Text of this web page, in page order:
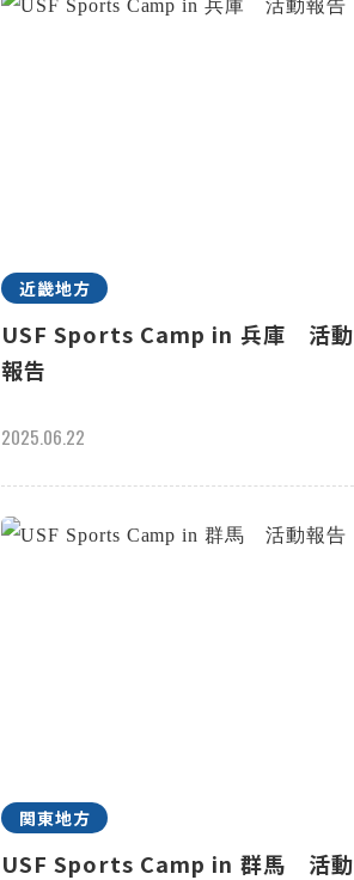
近畿地方
USF Sports Camp in 兵庫 活動
報告
2025.06.22
関東地方
USF Sports Camp in 群馬 活動